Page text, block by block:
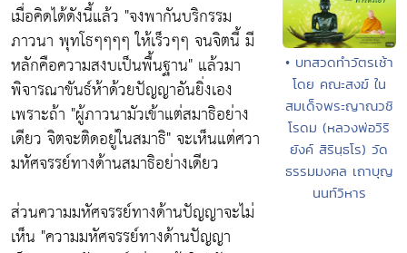
เมื่อคิดได้ดังนี้แล้ว "จงพากันบริกรรม
ภาวนา พุทโธๆๆๆๆ ให้เร็วๆๆ จนจิตนี้ มี
หลักคือความสงบเป็นพื้นฐาน" แล้วมา
พิจารณาขันธ์ห้าด้วยปัญญาอันยิ่งเอง
เพราะถ้า "ผู้ภาวนามัวเข้าแต่สมาธิอย่าง
เดียว จิตจะติดอยู่ในสมาธิ"จะเห็นแต่ศวา
มหัศจรรย์ทางด้านสมาธิอย่างเดียว
ส่วนความมหัศจรรย์ทางด้านปัญญาจะไม่
เห็น "ความมหัศจรรย์ทางด้านปัญญา
• บทสวดทำวัตรเช้า
โดย คณะสงฆ์ ใน
สมเด็จพระญาณวชิ
โรดม (หลวงพ่อวิริ
ยังค์ สิรินฺธโร) วัด
ธรรมมงคล เถาบุญ
นนท์วิหาร